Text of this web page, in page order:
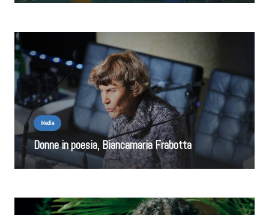
Media
Donne in poesia, Biancamaria Frabotta